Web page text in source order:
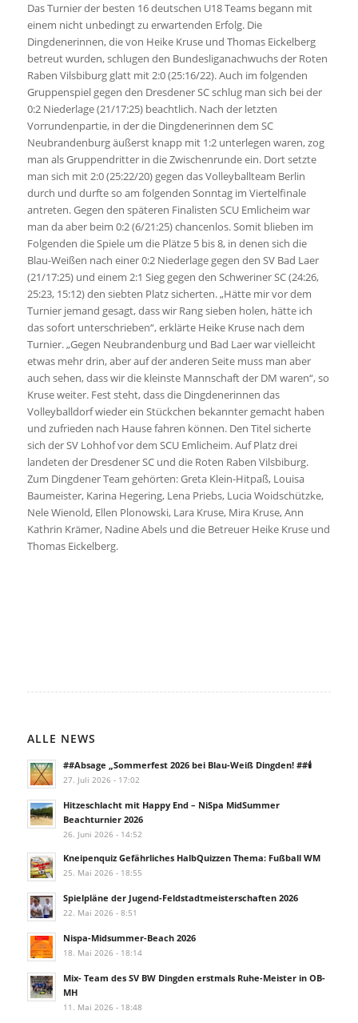
Das Turnier der besten 16 deutschen U18 Teams begann mit
einem nicht unbedingt zu erwartenden Erfolg. Die
Dingdenerinnen, die von Heike Kruse und Thomas Eickelberg
betreut wurden, schlugen den Bundesliganachwuchs der Roten
Raben Vilsbiburg glatt mit 2:0 (25:16/22). Auch im folgenden
Gruppenspiel gegen den Dresdener SC schlug man sich bei der
0:2 Niederlage (21/17:25) beachtlich. Nach der letzten
Vorrundenpartie, in der die Dingdenerinnen dem SC
Neubrandenburg äußerst knapp mit 1:2 unterlegen waren, zog
man als Gruppendritter in die Zwischenrunde ein. Dort setzte
man sich mit 2:0 (25:22/20) gegen das Volleyballteam Berlin
durch und durfte so am folgenden Sonntag im Viertelfinale
antreten. Gegen den späteren Finalisten SCU Emlicheim war
man da aber beim 0:2 (6/21:25) chancenlos. Somit blieben im
Folgenden die Spiele um die Plätze 5 bis 8, in denen sich die
Blau-Weißen nach einer 0:2 Niederlage gegen den SV Bad Laer
(21/17:25) und einem 2:1 Sieg gegen den Schweriner SC (24:26,
25:23, 15:12) den siebten Platz sicherten. „Hätte mir vor dem
Turnier jemand gesagt, dass wir Rang sieben holen, hätte ich
das sofort unterschrieben“, erklärte Heike Kruse nach dem
Turnier. „Gegen Neubrandenburg und Bad Laer war vielleicht
etwas mehr drin, aber auf der anderen Seite muss man aber
auch sehen, dass wir die kleinste Mannschaft der DM waren“, so
Kruse weiter. Fest steht, dass die Dingdenerinnen das
Volleyballdorf wieder ein Stückchen bekannter gemacht haben
und zufrieden nach Hause fahren können. Den Titel sicherte
sich der SV Lohhof vor dem SCU Emlicheim. Auf Platz drei
landeten der Dresdener SC und die Roten Raben Vilsbiburg.
Zum Dingdener Team gehörten: Greta Klein-Hitpaß, Louisa
Baumeister, Karina Hegering, Lena Priebs, Lucia Woidschützke,
Nele Wienold, Ellen Plonowski, Lara Kruse, Mira Kruse, Ann
Kathrin Krämer, Nadine Abels und die Betreuer Heike Kruse und
Thomas Eickelberg.
ALLE NEWS
##Absage „Sommerfest 2026 bei Blau-Weiß Dingden! ##🕯️
27. Juli 2026 - 17:02
Hitzeschlacht mit Happy End – NiSpa MidSummer
Beachturnier 2026
26. Juni 2026 - 14:52
Kneipenquiz Gefährliches HalbQuizzen Thema: Fußball WM
25. Mai 2026 - 18:55
Spielpläne der Jugend-Feldstadtmeisterschaften 2026
22. Mai 2026 - 8:51
Nispa-Midsummer-Beach 2026
18. Mai 2026 - 18:14
Mix- Team des SV BW Dingden erstmals Ruhe-Meister in OB-
MH
11. Mai 2026 - 18:48